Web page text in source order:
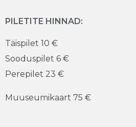
PILETITE HINNAD:
Täispilet 10 €
Sooduspilet 6 €
Perepilet 23 €
Muuseumikaart 75 €